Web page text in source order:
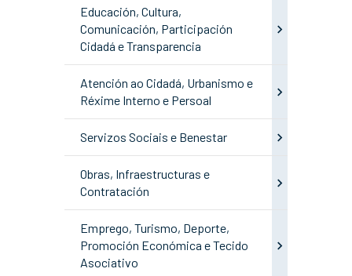
Educación, Cultura,
Comunicación, Participación
Cidadá e Transparencia
Atención ao Cidadá, Urbanismo e
Réxime Interno e Persoal
Servizos Sociais e Benestar
Obras, Infraestructuras e
Contratación
Emprego, Turismo, Deporte,
Promoción Económica e Tecido
Asociativo